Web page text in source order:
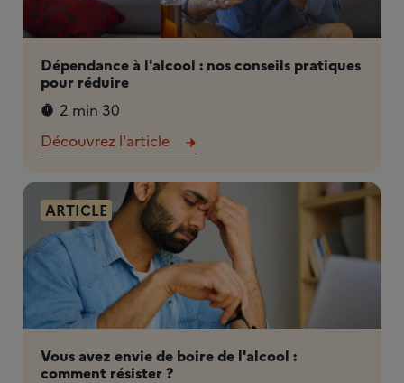
Dépendance à l'alcool : nos conseils pratiques
pour réduire
2 min 30
Découvrez l'article
ARTICLE
Vous avez envie de boire de l'alcool :
comment résister ?